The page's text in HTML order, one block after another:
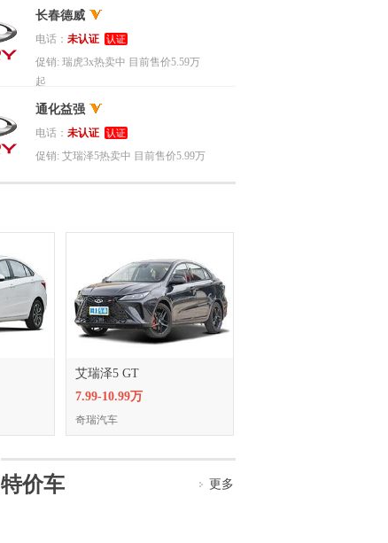
长春德威
电话： 未认证 认证
促销: 瑞虎3x热卖中 目前售价5.59万
起
通化益强
电话： 未认证 认证
促销: 艾瑞泽5热卖中 目前售价5.99万
艾瑞泽5 GT
7.99-10.99万
奇瑞汽车
特价车 更多